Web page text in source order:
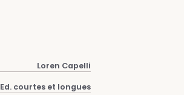
Loren Capelli
Ed. courtes et longues